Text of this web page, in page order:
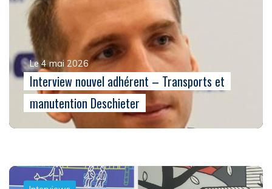
Le 4 mai 2026
Interview nouvel adhérent – Transports et
manutention Deschieter